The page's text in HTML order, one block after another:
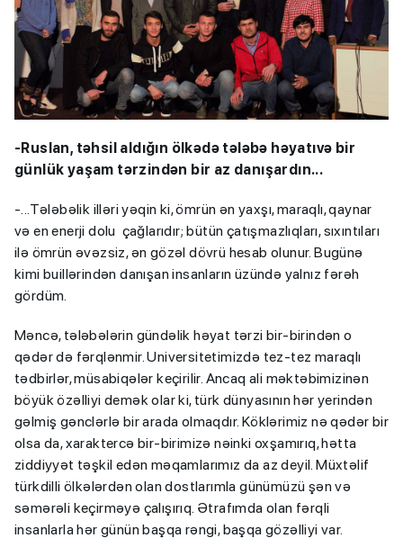
-Ruslan, təhsil aldığın ölkədə tələbə həyatıvə bir
günlük yaşam tərzindən bir az danışardın...
-...Tələbəlik illəri yəqin ki, ömrün ən yaxşı, maraqlı, qaynar
və en enerji dolu çağlarıdır; bütün çatışmazlıqları, sıxıntıları
ilə ömrün əvəzsiz, ən gözəl dövrü hesab olunur. Bugünə
kimi buillərindən danışan insanların üzündə yalnız fərəh
gördüm.
Məncə, tələbələrin gündəlik həyat tərzi bir-birindən o
qədər də fərqlənmir. Universitetimizdə tez-tez maraqlı
tədbirlər, müsabiqələr keçirilir. Ancaq ali məktəbimizinən
böyük özəlliyi demək olar ki, türk dünyasının hər yerindən
gəlmiş gənclərlə bir arada olmaqdır. Köklərimiz nə qədər bir
olsa da, xaraktercə bir-birimizə nəinki oxşamırıq, hətta
ziddiyyət təşkil edən məqamlarımız da az deyil. Müxtəlif
türkdilli ölkələrdən olan dostlarımla günümüzü şən və
səmərəli keçirməyə çalışırıq. Ətrafımda olan fərqli
insanlarla hər günün başqa rəngi, başqa gözəlliyi var.